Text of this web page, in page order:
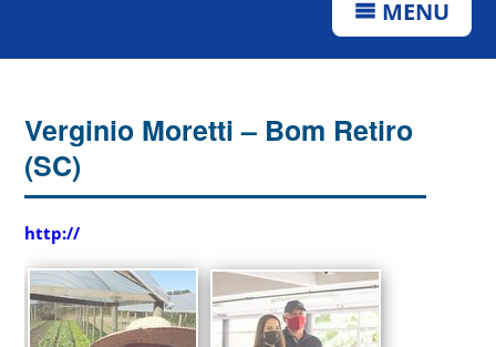
MENU
Verginio Moretti – Bom Retiro
(SC)
http://